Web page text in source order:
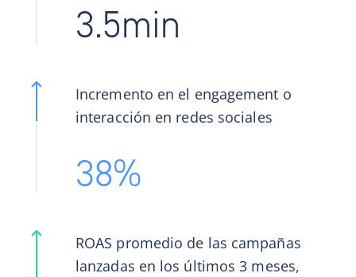
3.5min
38%
Incremento en el engagement o
interacción en redes sociales
ROAS promedio de las campañas
lanzadas en los últimos 3 meses,